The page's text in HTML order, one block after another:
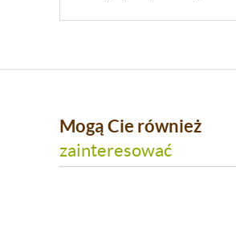
Mogą Cie również
zainteresować